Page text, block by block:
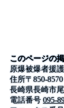
このページの
原爆被爆者援
住所〒850-8570
長崎県長崎市
電話番号 095-